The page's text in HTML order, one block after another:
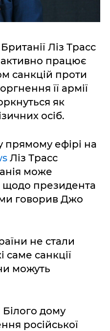
Ліз Трасс
активно працює
санкцій проти
її армії
як
осіб.
прямому ефірі на
Ліз Трасс
може
щодо президента
говорив Джо
не стали
саме санкції
можуть
дому
російської